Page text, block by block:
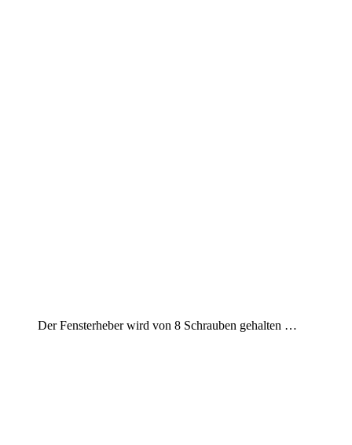
Der Fensterheber wird von 8 Schrauben gehalten …